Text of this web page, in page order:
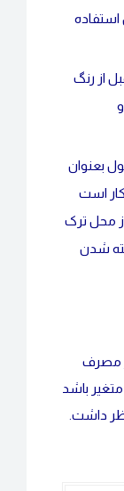
از رنگ
بعنوان
است
محل ترک
شدن
مصرف
مربع متغیر باشد
نظر داشت.